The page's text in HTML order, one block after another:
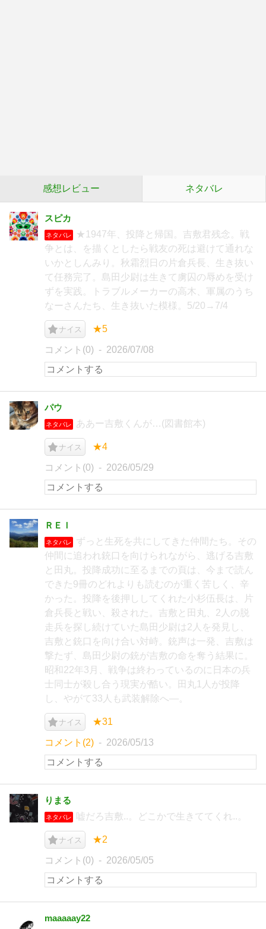
感想レビュー ネタバレ
スピカ
ネタバレ
★1947年、投降と帰国。吉敷君残念。戦
争とは、を描くとしたら戦友の死は避けて通れな
いかとしんみり。秋霜烈日の片倉兵長、生き抜い
て任務完了。島田少尉は生きて虜囚の辱めを受け
ずを実践。トラブルメーカーの高木、軍属のうち
なーさんたち、生き抜いた模様。5/20→7/4
ナイス ★5
コメント(0) 2026/07/08
パウ
ネタバレ ああー吉敷くんが…(図書館本)
ナイス ★4
コメント(0) 2026/05/29
ＲＥＩ
ネタバレ
ずっと生死を共にしてきた仲間たち。その
仲間に追われ銃口を向けられながら、逃げる吉敷
と田丸。投降成功に至るまでの頁は、今まで読ん
できた9冊のどれよりも読むのが重く苦しく、辛
かった。投降を後押ししてくれた小杉伍長は、片
倉兵長と戦い、殺された。吉敷と田丸、2人の脱
走兵を探し続けていた島田少尉は2人を発見し、
吉敷と銃口を向け合い対峙。銃声は一発、吉敷は
撃たず、島田少尉の銃が吉敷の命を奪う結果に。
昭和22年3月、戦争は終わっているのに日本の兵
士同士が殺し合う現実が酷い。田丸1人が投降
し、やがて33人も武装解除へ―。
ナイス ★31
コメント(2) 2026/05/13
りまる
ネタバレ 嘘だろ吉敷..。どこかで生きててくれ..。
ナイス ★2
コメント(0) 2026/05/05
maaaaay22